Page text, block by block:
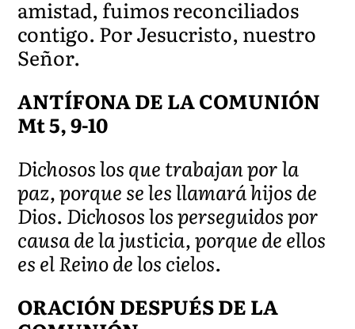
amistad, fuimos reconciliados
contigo. Por Jesucristo, nuestro
Señor.
ANTÍFONA DE LA COMUNIÓN
Mt 5, 9-10
Dichosos los que trabajan por la
paz, porque se les llamará hijos de
Dios. Dichosos los perseguidos por
causa de la justicia, porque de ellos
es el Reino de los cielos.
ORACIÓN DESPUÉS DE LA